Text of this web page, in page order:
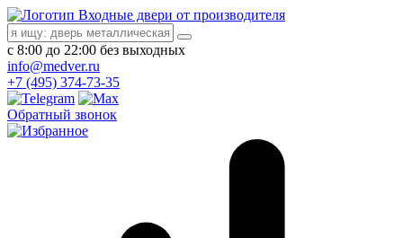
Входные двери от производителя
с 8:00 до 22:00 без выходных
info@medver.ru
+7 (495) 374-73-35
Обратный звонок